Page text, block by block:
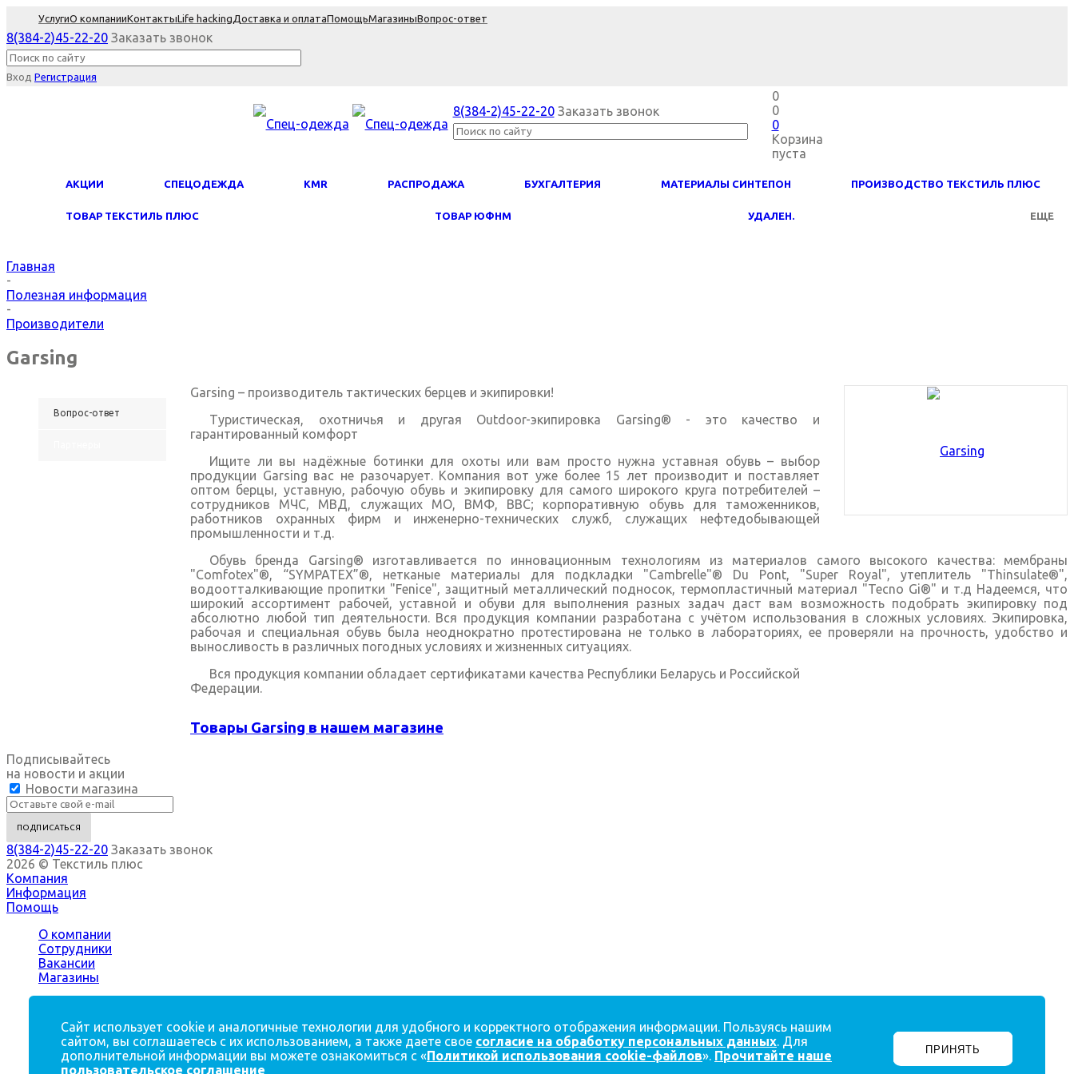
УслугиО компанииКонтактыLife hackingДоставка и оплатаПомощьМагазиныВопрос-ответ
8(384-2)45-22-20 Заказать звонок
Вход Регистрация
8(384-2)45-22-20 Заказать звонок
0
0
0
Корзина
пуста
АКЦИИ СПЕЦОДЕЖДА KMR PАСПРОДАЖА БУХГАЛТЕРИЯ МАТЕРИАЛЫ СИНТЕПОН ПРОИЗВОДСТВО ТЕКСТИЛЬ ПЛЮС
ТОВАР ТЕКСТИЛЬ ПЛЮС ТОВАР ЮФНМ УДАЛЕН. ЕЩЕ
Главная
-
Полезная информация
-
Производители
Garsing
Вопрос-ответ
Garsing – производитель тактических берцев и экипировки!
Туристическая, охотничья и другая Outdoor-экипировка Garsing® - это качество и
гарантированный комфорт
Ищите ли вы надёжные ботинки для охоты или вам просто нужна уставная обувь – выбор
продукции Garsing вас не разочарует. Компания вот уже более 15 лет производит и поставляет
оптом берцы, уставную, рабочую обувь и экипировку для самого широкого круга потребителей –
сотрудников МЧС, МВД, служащих МО, ВМФ, ВВС; корпоративную обувь для таможенников,
работников охранных фирм и инженерно-технических служб, служащих нефтедобывающей
промышленности и т.д.
Обувь бренда Garsing® изготавливается по инновационным технологиям из материалов самого высокого качества: мембраны
"Comfotex"®, “SYMPATEX”®, нетканые материалы для подкладки "Cambrelle"® Du Pont, "Super Royal", утеплитель "Thinsulate®",
водоотталкивающие пропитки "Fenice", защитный металлический подносок, термопластичный материал "Tecno Gi®" и т.д Надеемся, что
широкий ассортимент рабочей, уставной и обуви для выполнения разных задач даст вам возможность подобрать экипировку под
абсолютно любой тип деятельности. Вся продукция компании разработана с учётом использования в сложных условиях. Экипировка,
рабочая и специальная обувь была неоднократно протестирована не только в лабораториях, ее проверяли на прочность, удобство и
выносливость в различных погодных условиях и жизненных ситуациях.
Вся продукция компании обладает сертификатами качества Республики Беларусь и Российской
Федерации.
Товары Garsing в нашем магазине
Подписывайтесь
на новости и акции
Новости магазина
8(384-2)45-22-20 Заказать звонок
2026 © Текстиль плюс
Компания
Информация
Помощь
О компании
Сотрудники
Вакансии
Магазины
Life hackinq
Доставка и оплата
Полезная информация
Сайт использует cookie и аналогичные технологии для удобного и корректного отображения информации. Пользуясь нашим
сайтом, вы соглашаетесь с их использованием, а также даете свое согласие на обработку персональных данных. Для
дополнительной информации вы можете ознакомиться с «Политикой использования cookie-файлов». Прочитайте наше
пользовательское соглашение
ПРИНЯТЬ